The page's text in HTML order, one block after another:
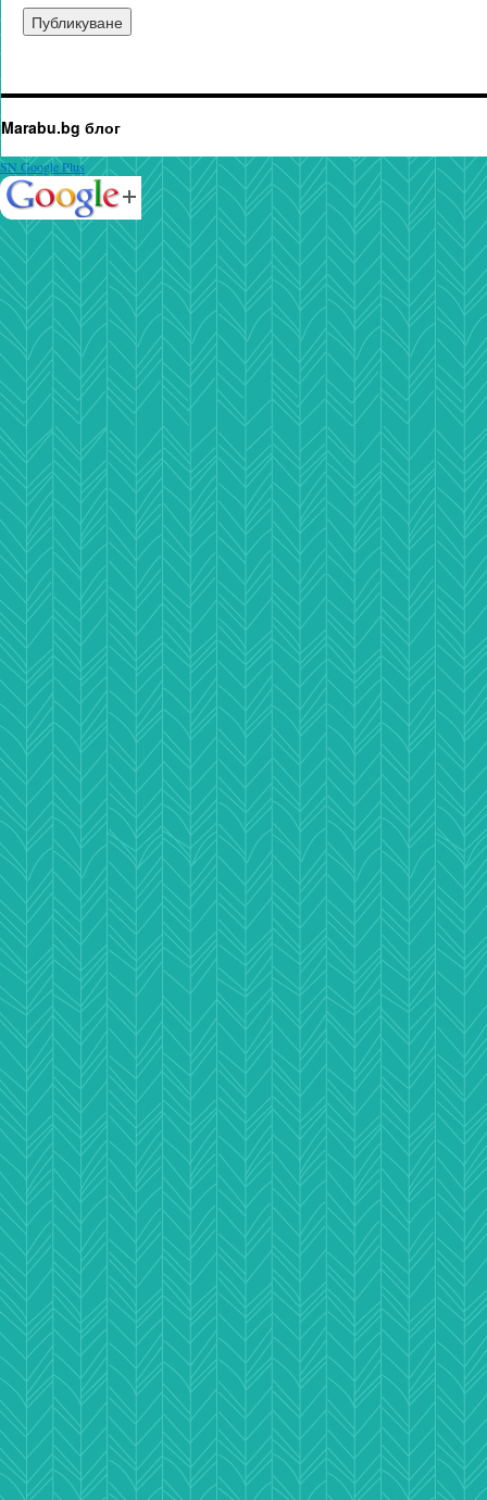
Marabu.bg блог
SN Google Plus